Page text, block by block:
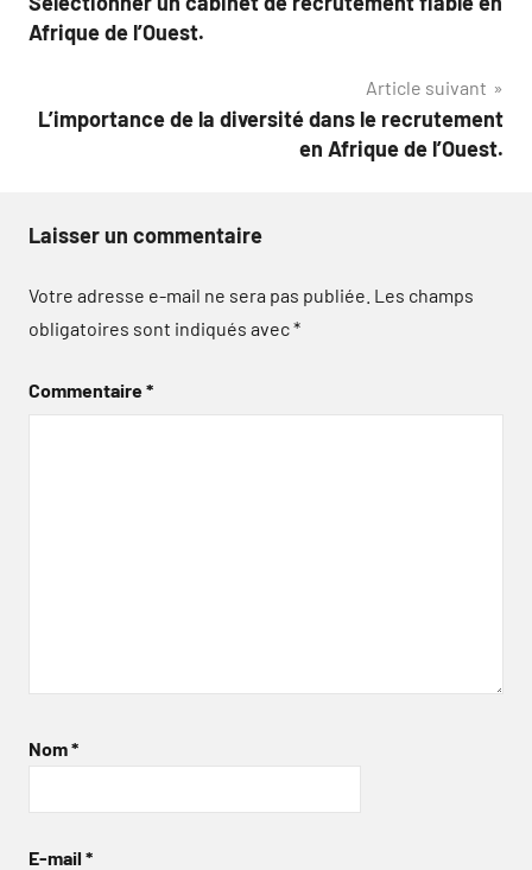
de
Afrique de l’Ouest.
Article suivant
L’importance de la diversité dans le recrutement
en Afrique de l’Ouest.
Laisser un commentaire
Votre adresse e-mail ne sera pas publiée. Les champs
obligatoires sont indiqués avec*
Commentaire*
Nom*
E-mail *